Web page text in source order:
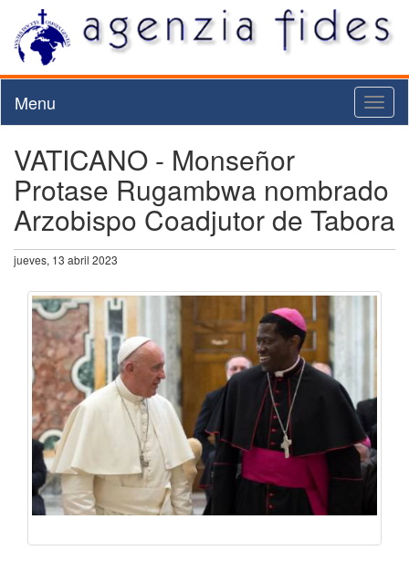
Menu
VATICANO - Monseñor
Protase Rugambwa nombrado
Arzobispo Coadjutor de Tabora
jueves, 13 abril 2023